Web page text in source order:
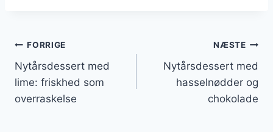
Indlægsnavigation
FORRIGE
Nytårsdessert med
lime: friskhed som
overraskelse
NÆSTE
Nytårsdessert med
hasselnødder og
chokolade